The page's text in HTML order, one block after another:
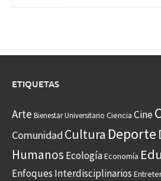
ETIQUETAS
Arte Bienestar Universitario Ciencia Cine
Comunidad Cultura Deporte
Humanos EcologíaEconomía
Enfoques Interdisciplinarios